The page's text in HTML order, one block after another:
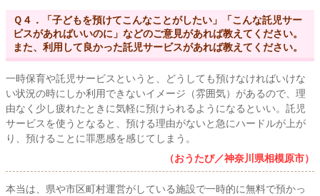
Ｑ４．「子どもを預けてこんなことがしたい」「こんな託児サー
ビスがあればいいのに」などのご意見があれば教えてください。
また、利用して良かった託児サービスがあれば教えてください。
一時保育や託児サービスというと、どうしても預けなければいけな
い状況の時にしか利用できないイメージ（雰囲気）があるので、理
由なく少し疲れたときに気軽に預けられるようになるといい。託児
サービスを使うとなると、預ける理由がないと急にハードルが上が
り、預けることに罪悪感を感じてしまう。
（おうたび／神奈川県相模原市）
本当は、県や市区町村運営がしている施設で一時的に無料で預かっ